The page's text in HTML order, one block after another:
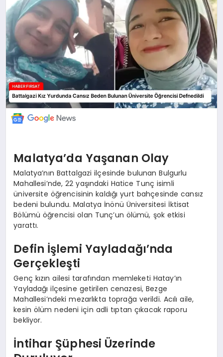
DÜNYA
Malatya’da Yaşanan Olay
Malatya’nın Battalgazi ilçesinde bulunan Bulgurlu
Mahallesi’nde, 22 yaşındaki Hatice Tunç isimli
üniversite öğrencisinin kaldığı yurt bahçesinde cansız
bedeni bulundu. Malatya İnönü Üniversitesi İktisat
Bölümü öğrencisi olan Tunç’un ölümü, şok etkisi
yarattı.
Defin İşlemi Yayladağı’nda
Gerçekleşti
Genç kızın ailesi tarafından memleketi Hatay’ın
Yayladağı ilçesine getirilen cenazesi, Bezge
Mahallesi’ndeki mezarlıkta toprağa verildi. Acılı aile,
kesin ölüm nedeni için adli tıptan çıkacak raporu
bekliyor.
İntihar Şüphesi Üzerinde